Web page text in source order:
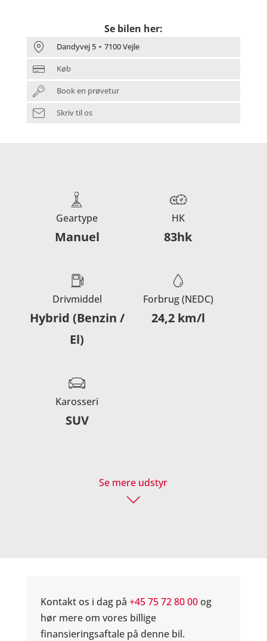
Se bilen her:
Dandyvej 5 7100 Vejle
Køb
Book en prøvetur
Skriv til os
Geartype
Manuel
HK
83hk
Drivmiddel
Hybrid (Benzin /
El)
Forbrug (NEDC)
24,2 km/l
Karosseri
SUV
Se mere udstyr
Kontakt os i dag på+45 75 72 80 00og
hør mere om vores billige
finansieringsaftale på denne bil.